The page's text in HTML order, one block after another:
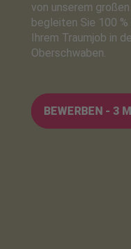
von unserem
begleiten Sie 100
Ihrem Traumjob in
Oberschwaben.
BEWERBEN - 3